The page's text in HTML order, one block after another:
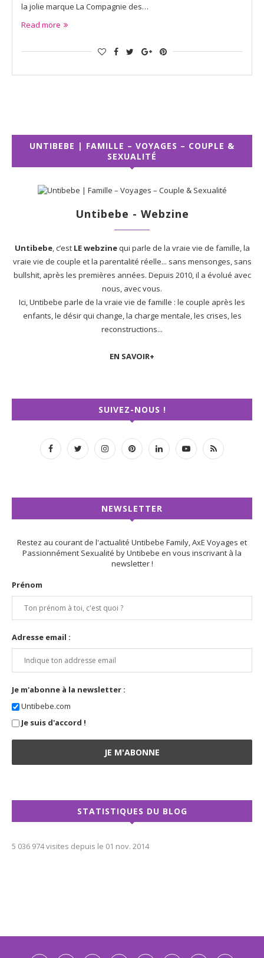
la jolie marque La Compagnie des…
Read more
UNTIBEBE | FAMILLE – VOYAGES – COUPLE &
SEXUALITÉ
Untibebe - Webzine
Untibebe, c’est LE webzinequi parle de la vraie vie de famille, la
vraie vie de couple et la parentalité réelle... sans mensonges, sans
bullshit, après les premières années. Depuis 2010, il a évolué avec
nous, avec vous.
Ici, Untibebe parle de la vraie vie de famille : le couple après les
enfants, le désir qui change, la charge mentale, les crises, les
reconstructions...
EN SAVOIR+
SUIVEZ-NOUS !
NEWSLETTER
Restez au courant de l'actualité Untibebe Family, AxE Voyages et
Passionnément Sexualité by Untibebe en vous inscrivant à la
newsletter !
Prénom
Adresse email :
Je m'abonne à la newsletter :
Untibebe.com
Je suis d'accord !
STATISTIQUES DU BLOG
5 036 974 visites depuis le 01 nov. 2014